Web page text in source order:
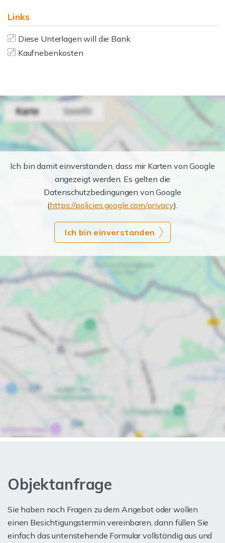
Links
Diese Unterlagen will die Bank
Kaufnebenkosten
Ich bin damit einverstanden, dass mir Karten von Google
angezeigt werden. Es gelten die
Datenschutzbedingungen von Google
(https://policies.google.com/privacy).
Ich bin einverstanden
Objektanfrage
Sie haben noch Fragen zu dem Angebot oder wollen
einen Besichtigungstermin vereinbaren, dann füllen Sie
einfach das untenstehende Formular vollständig aus und